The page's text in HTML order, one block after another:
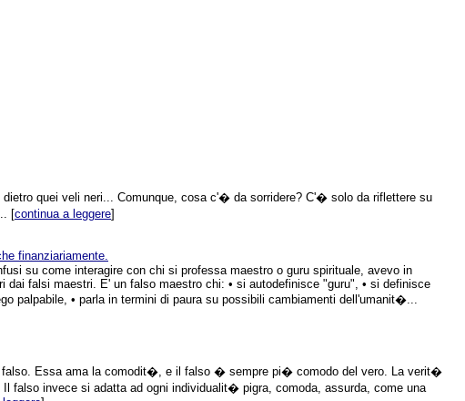
quei veli neri... Comunque, cosa c'� da sorridere? C'� solo da riflettere su
[continua a leggere]
finanziariamente.
su come interagire con chi si professa maestro o guru spirituale, avevo in
falsi maestri. E' un falso maestro chi: • si autodefinisce "guru", • si definisce
palpabile, • parla in termini di paura su possibili cambiamenti dell'umanit�...
Essa ama la comodit�, e il falso � sempre pi� comodo del vero. La verit�
falso invece si adatta ad ogni individualit� pigra, comoda, assurda, come una